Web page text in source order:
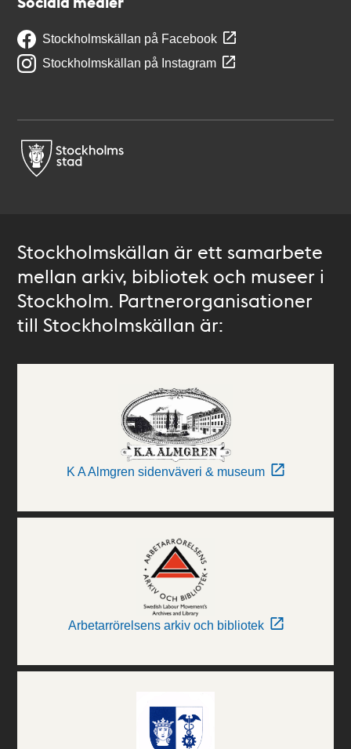
Stockholmskällan på Facebook
Stockholmskällan på Instagram
Stockholmskällan är ett samarbete
mellan arkiv, bibliotek och museer i
Stockholm. Partnerorganisationer
till Stockholmskällan är:
K A Almgren sidenväveri & museum
Arbetarrörelsens arkiv och bibliotek